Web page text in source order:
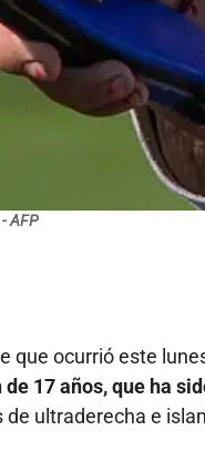
AFP
que ocurrió este
de 17 años, que ha
de ultraderecha e